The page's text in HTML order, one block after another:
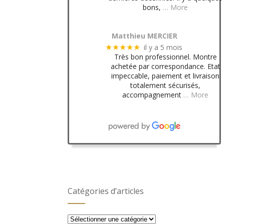
bons, … More
Matthieu MERCIER
★★★★★ il y a 5 mois
Très bon professionnel. Montre
achetée par correspondance. Etat
impeccable, paiement et livraison
totalement sécurisés,
accompagnement … More
Catégories d’articles
Catégories